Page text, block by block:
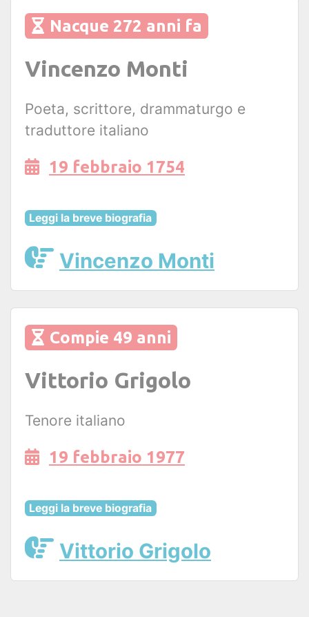
Nacque 272 anni fa
Vincenzo Monti
Poeta, scrittore, drammaturgo e
traduttore italiano
19 febbraio 1754
Leggi la breve biografia
Vincenzo Monti
Compie 49 anni
Vittorio Grigolo
Tenore italiano
19 febbraio 1977
Leggi la breve biografia
Vittorio Grigolo